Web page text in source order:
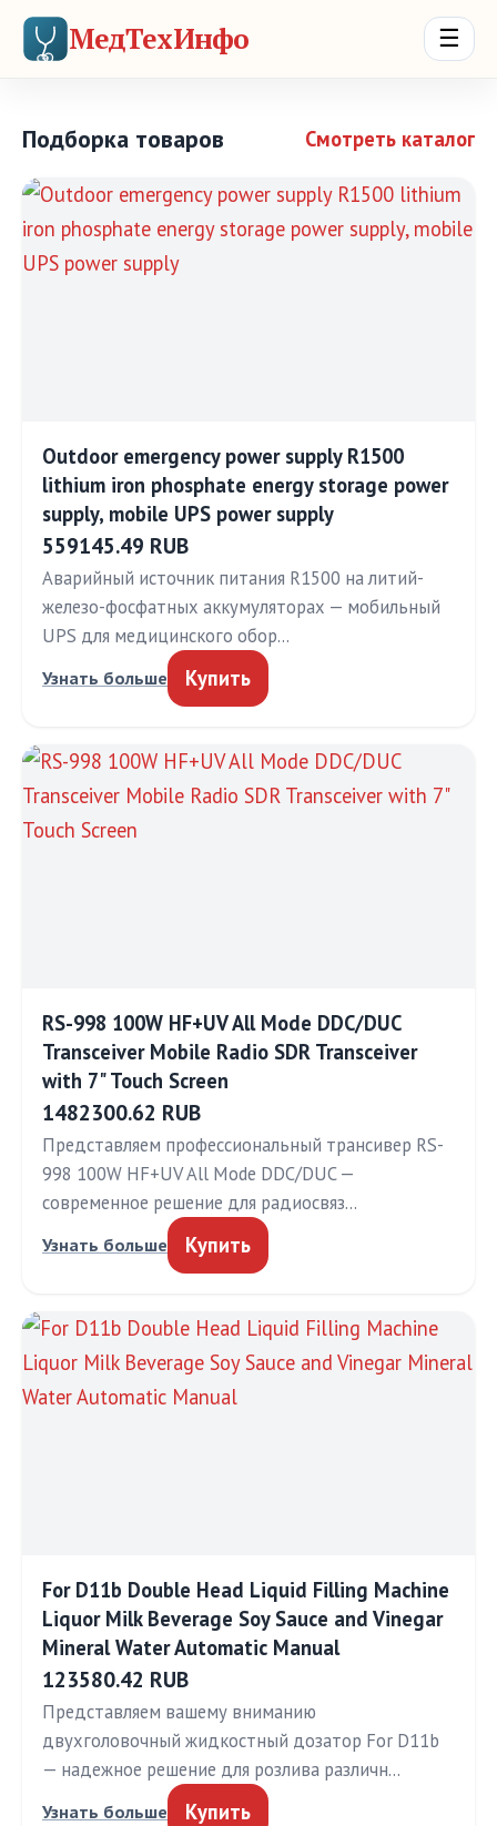
МедТехИнфо ☰
Подборка товаров Смотреть каталог
Outdoor emergency power supply R1500
lithium iron phosphate energy storage power
supply, mobile UPS power supply
559145.49 RUB
Аварийный источник питания R1500 на литий-
железо-фосфатных аккумуляторах — мобильный
UPS для медицинского обор…
Узнать больше Купить
RS-998 100W HF+UV All Mode DDC/DUC
Transceiver Mobile Radio SDR Transceiver
with 7" Touch Screen
1482300.62 RUB
Представляем профессиональный трансивер RS-
998 100W HF+UV All Mode DDC/DUC —
современное решение для радиосвяз…
Узнать больше Купить
For D11b Double Head Liquid Filling Machine
Liquor Milk Beverage Soy Sauce and Vinegar
Mineral Water Automatic Manual
123580.42 RUB
Представляем вашему вниманию
двухголовочный жидкостный дозатор For D11b
— надежное решение для розлива различн…
Узнать больше Купить